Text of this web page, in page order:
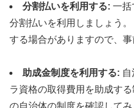
分割払いを利用する: 一括
分割払いを利用しましょう
する場合がありますので、事
助成金制度を利用する:
ラ資格の取得費用を助成す